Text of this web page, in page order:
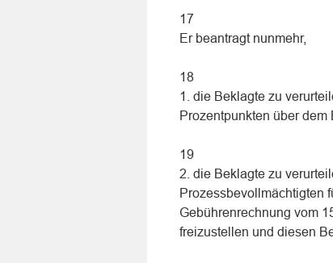
17
Er beantragt nunmehr,
18
1. die Beklagte zu
Prozentpunkten über dem
19
2. die Beklagte zu
Prozessbevollmächtigten
Gebührenrechnung vom
freizustellen und diesen